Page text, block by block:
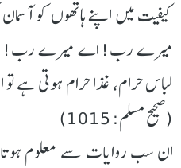
کیفیت میں اپنے ہاتھوں کو
میرے رب! اے میرے رب! لیکن
لباس حرام، غذا حرام ہوتی ہے
(صحيح مسلم: 1015)
ان سب روایات سے معلوم ہوتا